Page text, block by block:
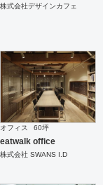
株式会社デザインカフェ
オフィス 60坪
eatwalk office
株式会社 SWANS I.D